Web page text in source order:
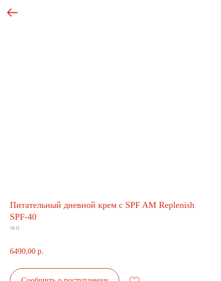
Питательный дневной крем с SPF AM Replenish
SPF-40
SKU:
6490,00 р.